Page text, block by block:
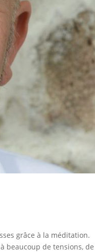
grâce à la méditation.
beaucoup de tensions, de